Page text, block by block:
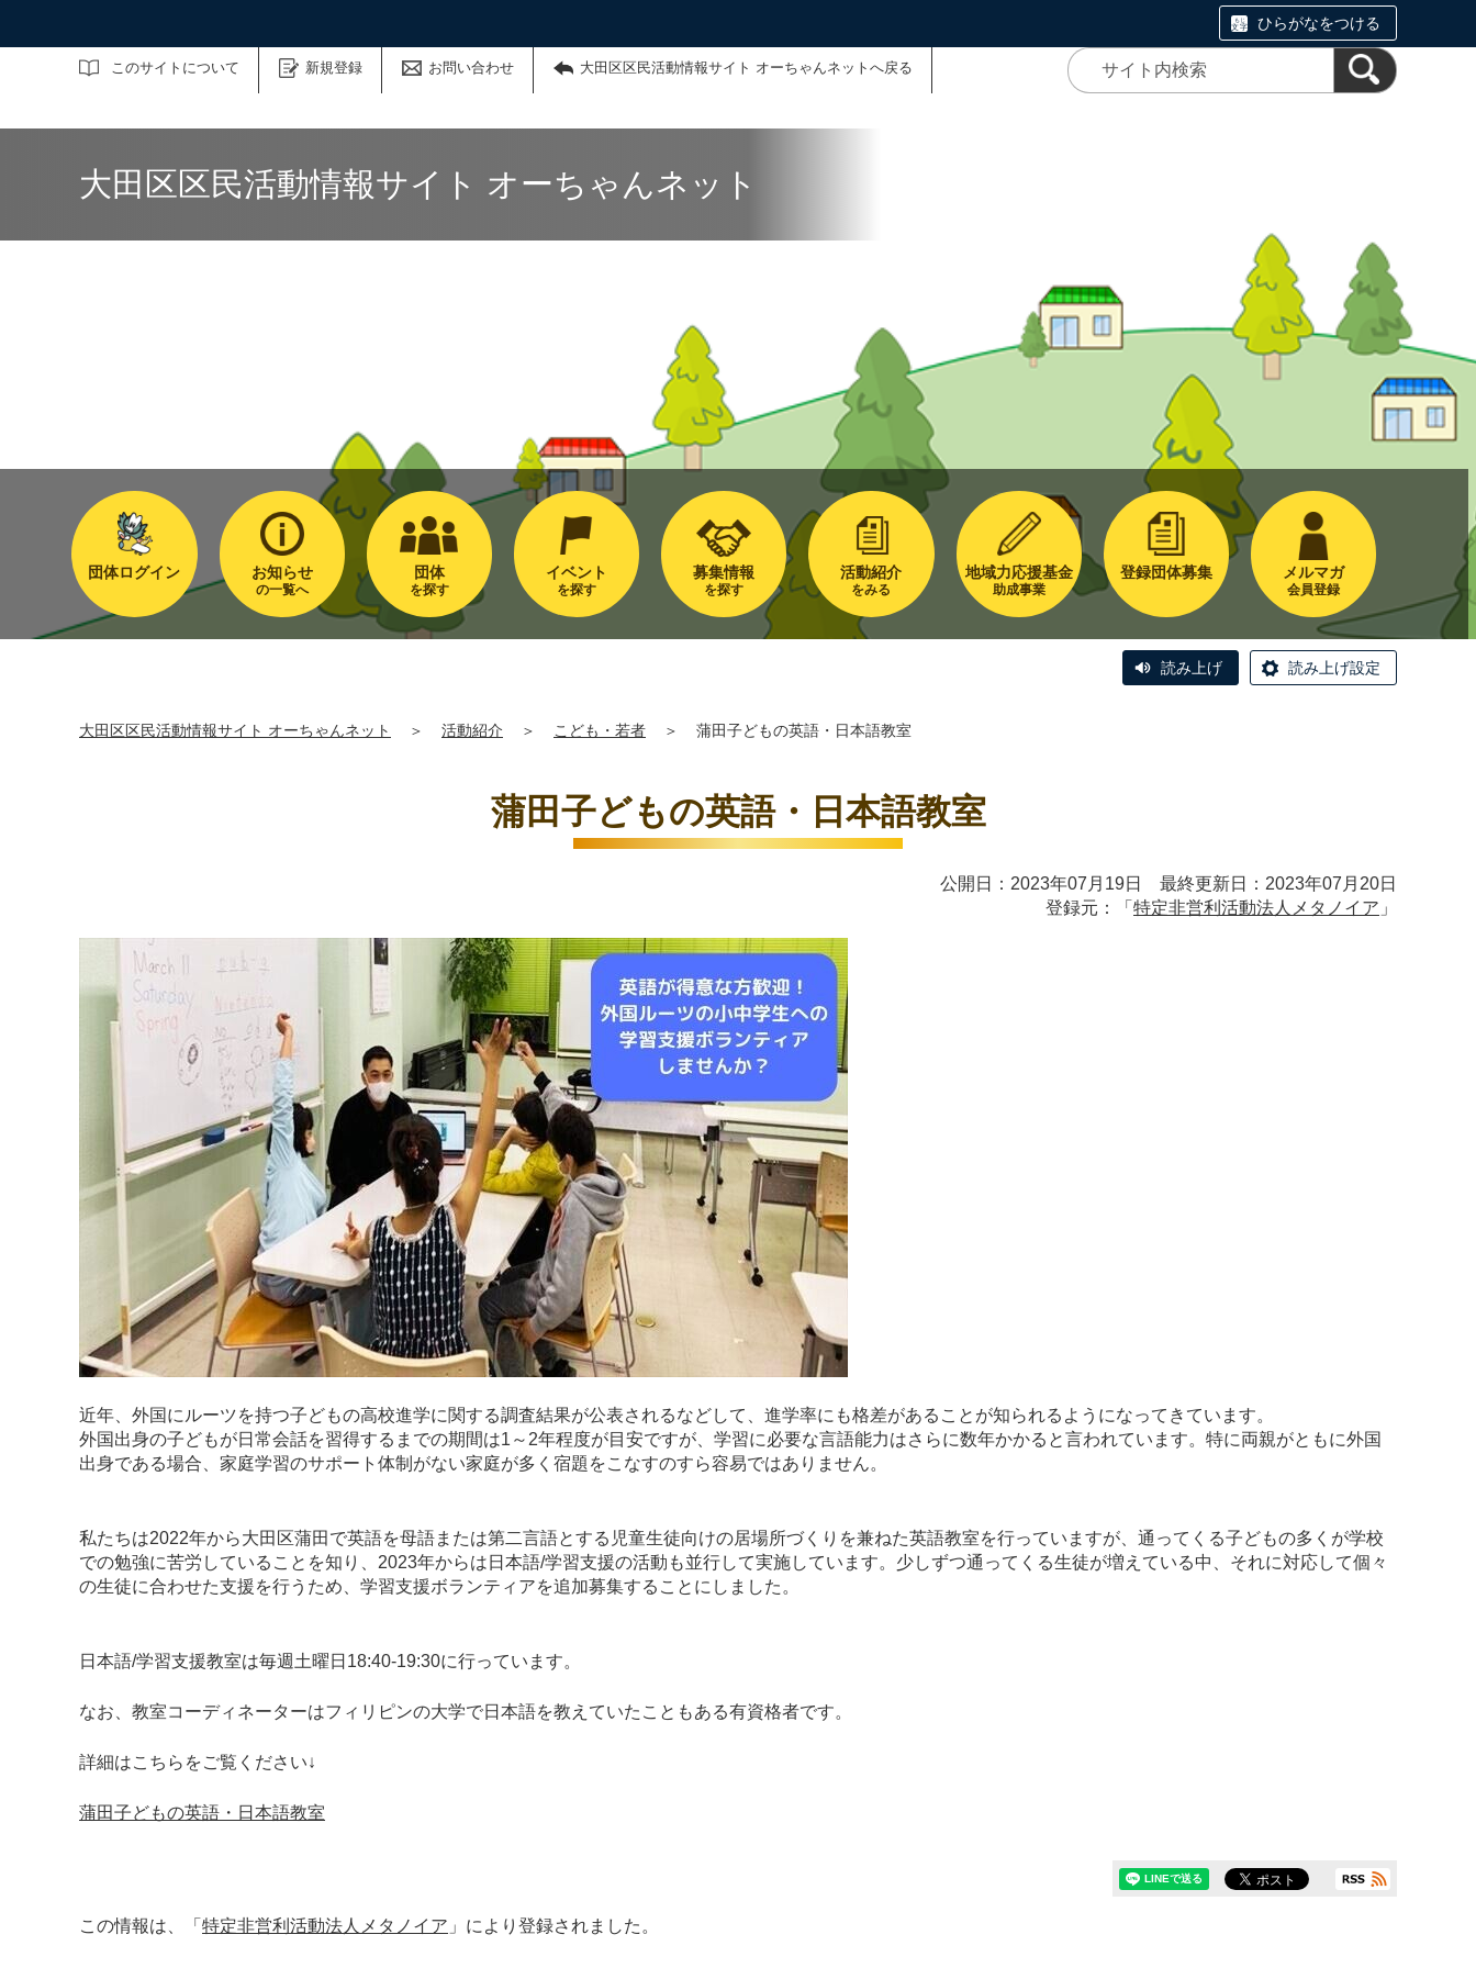
ひらがなをつける
このサイトについて 新規登録 お問い合わせ 大田区区民活動情報サイト オーちゃんネットへ戻る
サイト内検索
大田区区民活動情報サイト オーちゃんネット
団体ログイン お知らせ
の一覧へ
団体
を探す
イベント
を探す
募集情報
を探す
活動紹介
をみる
地域力応援基金
助成事業
登録団体募集 メルマガ
会員登録
読み上げ 読み上げ設定
大田区区民活動情報サイト オーちゃんネット ＞ 活動紹介 ＞ こども・若者 ＞ 蒲田子どもの英語・日本語教室
蒲田子どもの英語・日本語教室
公開日：2023年07月19日 最終更新日：2023年07月20日
登録元：「 特定非営利活動法人メタノイア 」
近年、外国にルーツを持つ子どもの高校進学に関する調査結果が公表されるなどして、進学率にも格差があることが知られるようになってきています。
外国出身の子どもが日常会話を習得するまでの期間は1～2年程度が目安ですが、学習に必要な言語能力はさらに数年かかると言われています。特に両親がともに外国
出身である場合、家庭学習のサポート体制がない家庭が多く宿題をこなすのすら容易ではありません。
私たちは2022年から大田区蒲田で英語を母語または第二言語とする児童生徒向けの居場所づくりを兼ねた英語教室を行っていますが、通ってくる子どもの多くが学校
での勉強に苦労していることを知り、2023年からは日本語/学習支援の活動も並行して実施しています。少しずつ通ってくる生徒が増えている中、それに対応して個々
の生徒に合わせた支援を行うため、学習支援ボランティアを追加募集することにしました。
日本語/学習支援教室は毎週土曜日18:40-19:30に行っています。
なお、教室コーディネーターはフィリピンの大学で日本語を教えていたこともある有資格者です。
詳細はこちらをご覧ください↓
蒲田子どもの英語・日本語教室
この情報は、「 特定非営利活動法人メタノイア 」により登録されました。